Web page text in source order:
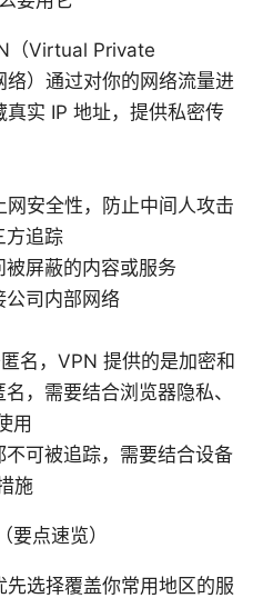
（Virtual Private
）通过对你的网络流量进
实 IP 地址，提供私密传
安全性，防止中间人攻击
方追踪
屏蔽的内容或服务
公司内部网络
名，VPN 提供的是加密和
，需要结合浏览器隐私、
用
可被追踪，需要结合设备
施
点速览）
选择覆盖你常用地区的服